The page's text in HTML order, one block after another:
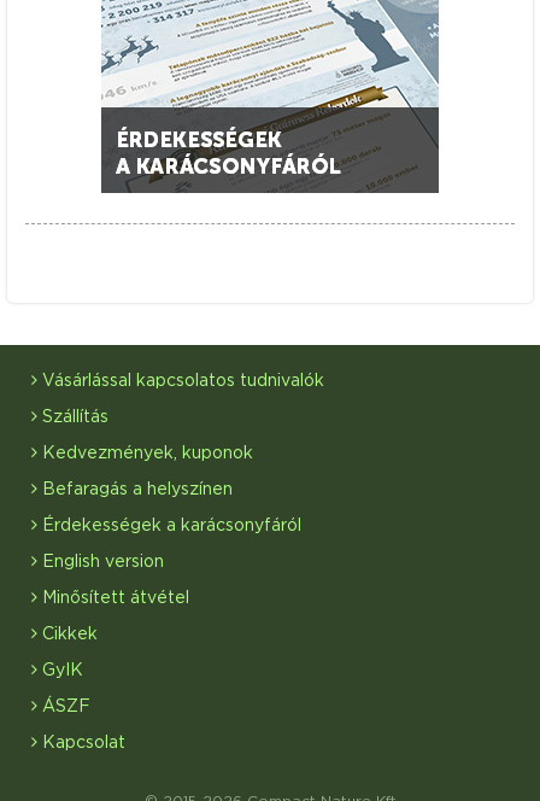
Vásárlással kapcsolatos tudnivalók
Szállítás
Kedvezmények, kuponok
Befaragás a helyszínen
Érdekességek a karácsonyfáról
English version
Minősített átvétel
Cikkek
GyIK
ÁSZF
Kapcsolat